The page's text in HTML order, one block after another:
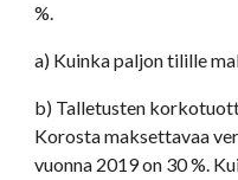
%.
a) Kuinka paljon tilille
b) Talletusten
Korosta maksettavaa
vuonna 2019 on 30 %.